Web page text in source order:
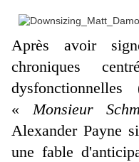
Après avoir
chroniques
« Monsieur
Alexander Payne
une fable